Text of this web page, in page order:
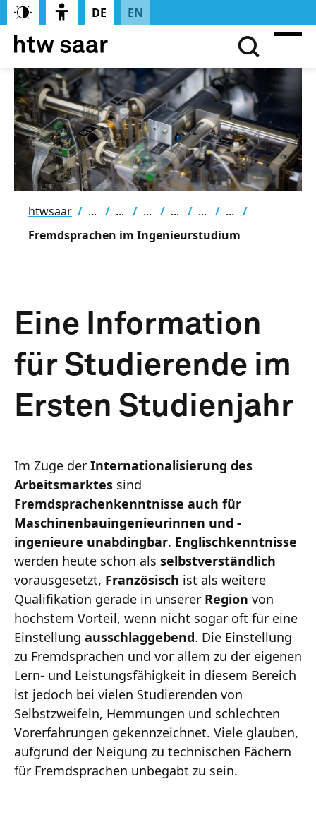
DE EN
htwsaar
Fremdsprachen im Ingenieurstudium
Eine Information
für Studierende im
Ersten Studienjahr
Im Zuge der Internationalisierung des
Arbeitsmarktes sind
Fremdsprachenkenntnisse auch für
Maschinenbauingenieurinnen und -
ingenieure unabdingbar. Englischkenntnisse
werden heute schon als selbstverständlich
vorausgesetzt, Französisch ist als weitere
Qualifikation gerade in unserer Region von
höchstem Vorteil, wenn nicht sogar oft für eine
Einstellung ausschlaggebend. Die Einstellung
zu Fremdsprachen und vor allem zu der eigenen
Lern- und Leistungsfähigkeit in diesem Bereich
ist jedoch bei vielen Studierenden von
Selbstzweifeln, Hemmungen und schlechten
Vorerfahrungen gekennzeichnet. Viele glauben,
aufgrund der Neigung zu technischen Fächern
für Fremdsprachen unbegabt zu sein.